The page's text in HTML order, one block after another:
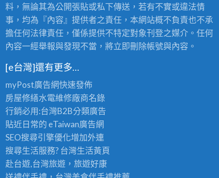
料，無論其為公開張貼或私下傳送，若有不實或違法情
事，均為『內容』提供者之責任，本網站概不負責也不承
擔任何法律責任，僅係提供不特定對象刊登之媒介。任何
內容一經舉報與發現不當，將立即刪除帳號與內容。
[e台灣]還有更多…
myPost廣告網快速發佈
房屋修繕水電維修廠商名錄
行銷必用:台灣B2B分類廣告
貼近日常的 eTaiwan廣告網
SEO搜尋引擎優化增加外連
搜尋生活服務? 台灣生活黃頁
赴台遊,台灣旅遊，旅遊好康